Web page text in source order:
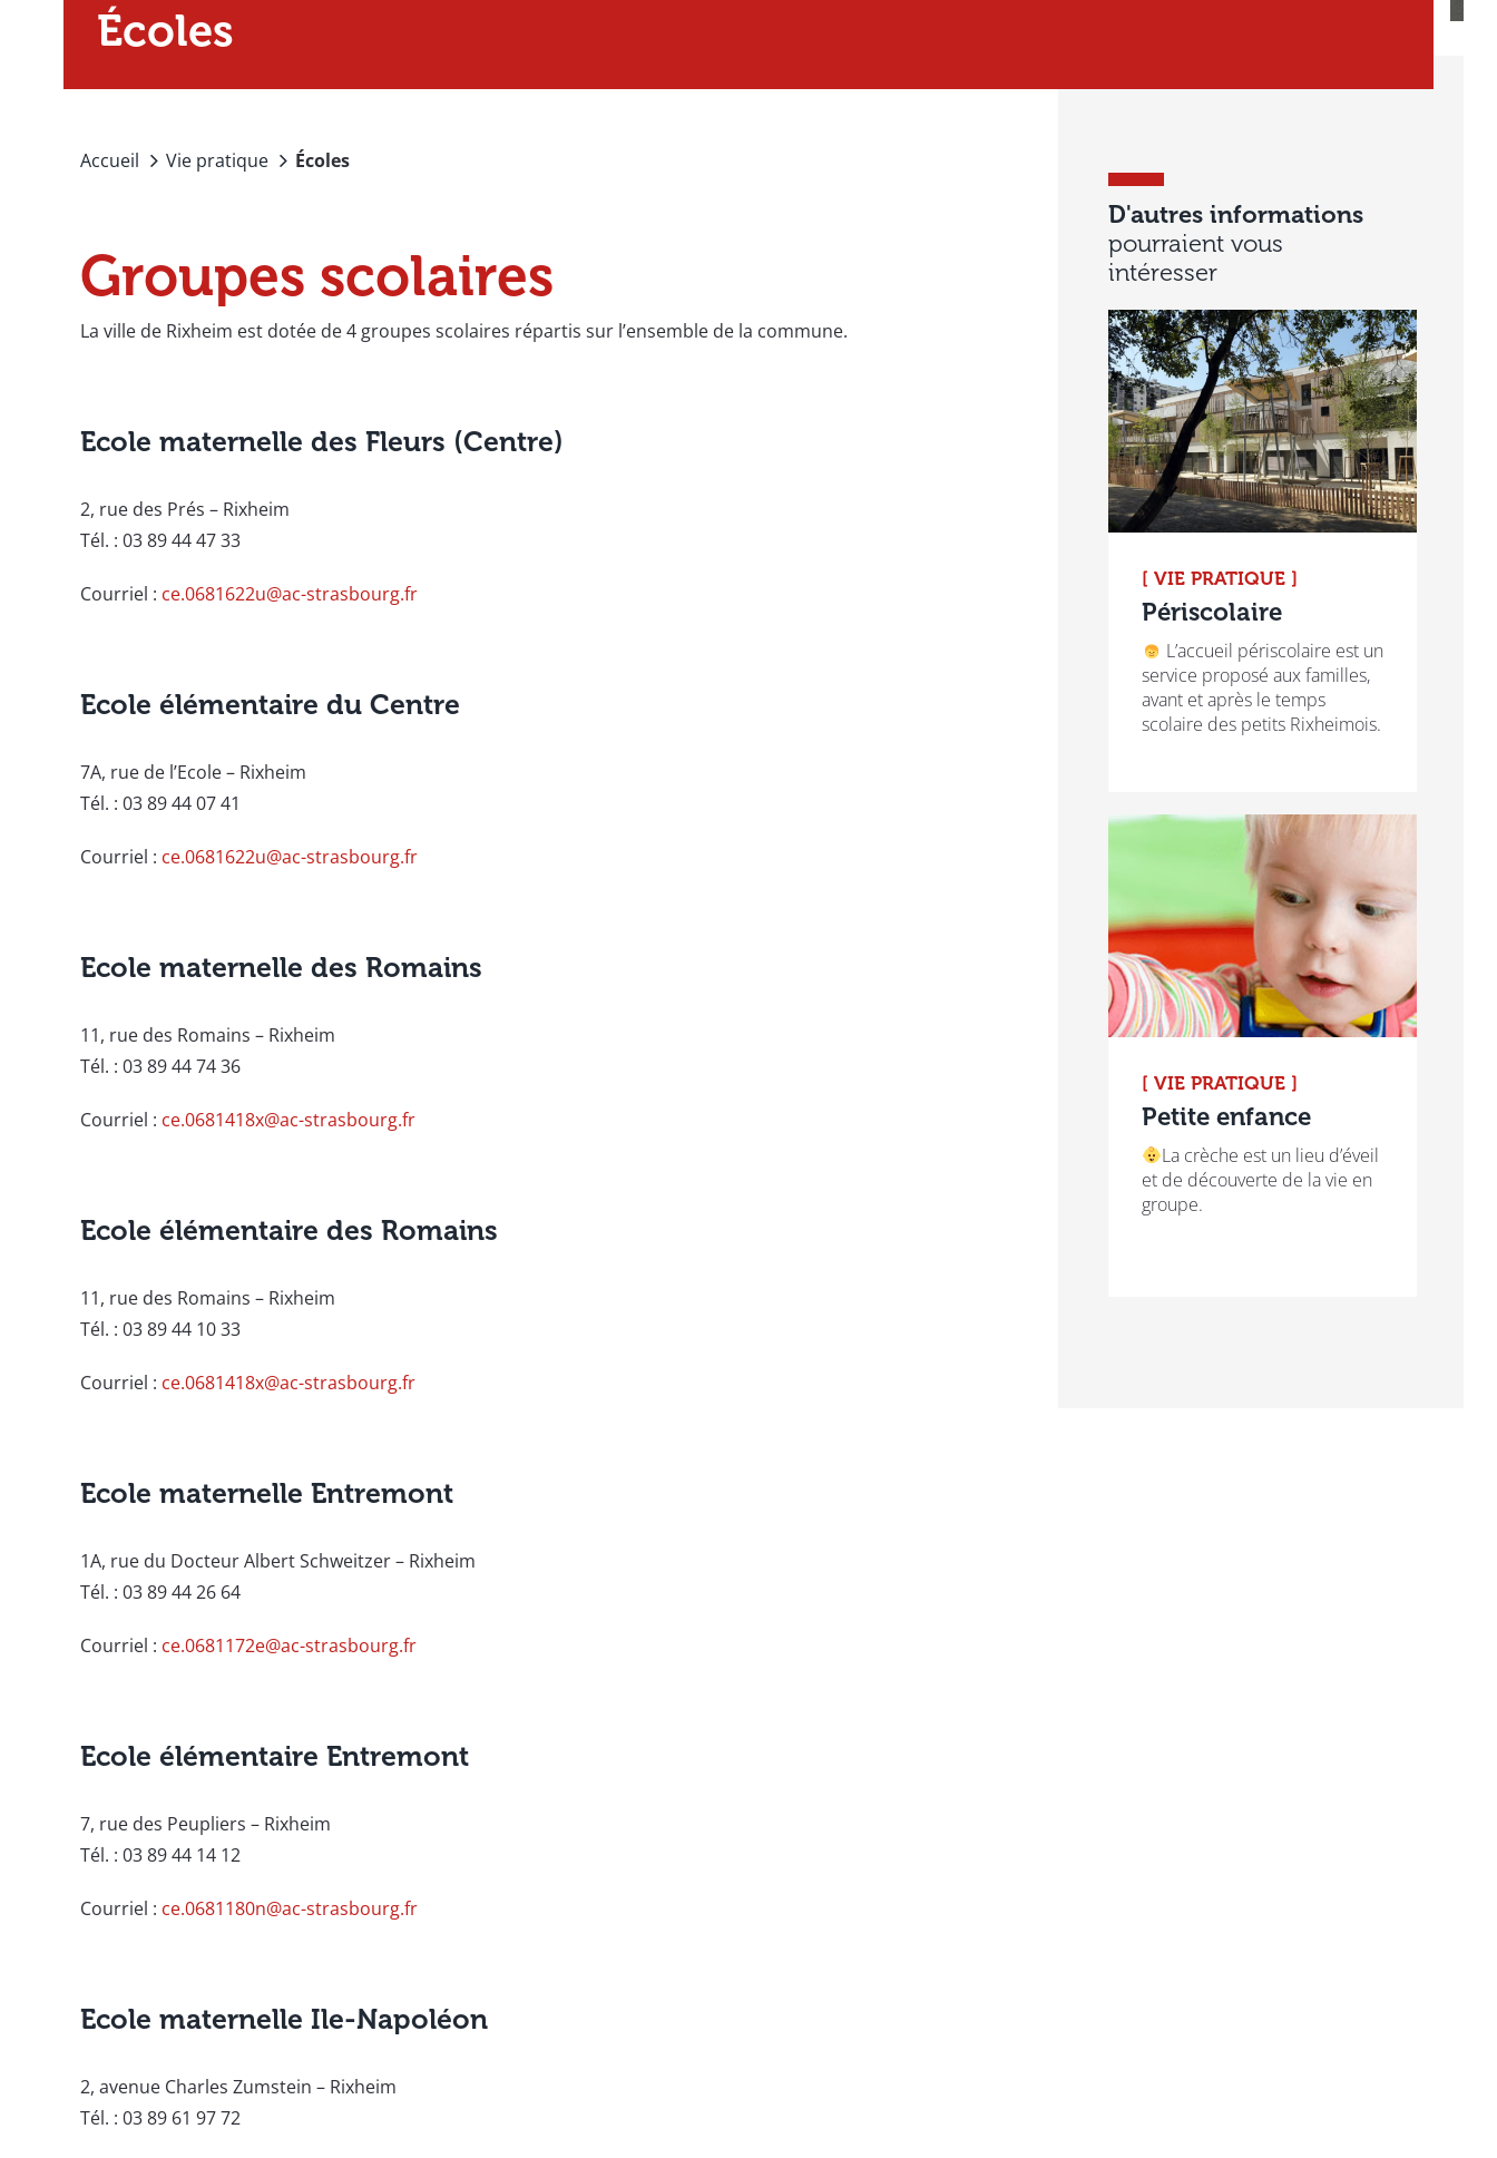
Écoles
Accueil Vie pratique Écoles
Groupes scolaires
La ville de Rixheim est dotée de 4 groupes scolaires répartis sur l’ensemble de la commune.
Ecole maternelle des Fleurs (Centre)
2, rue des Prés – Rixheim
Tél. : 03 89 44 47 33
Courriel : ce.0681622u@ac-strasbourg.fr
Ecole élémentaire du Centre
7A, rue de l’Ecole – Rixheim
Tél. : 03 89 44 07 41
Courriel : ce.0681622u@ac-strasbourg.fr
Ecole maternelle des Romains
11, rue des Romains – Rixheim
Tél. : 03 89 44 74 36
Courriel : ce.0681418x@ac-strasbourg.fr
Ecole élémentaire des Romains
11, rue des Romains – Rixheim
Tél. : 03 89 44 10 33
Courriel : ce.0681418x@ac-strasbourg.fr
Ecole maternelle Entremont
1A, rue du Docteur Albert Schweitzer – Rixheim
Tél. : 03 89 44 26 64
Courriel : ce.0681172e@ac-strasbourg.fr
Ecole élémentaire Entremont
7, rue des Peupliers – Rixheim
Tél. : 03 89 44 14 12
Courriel : ce.0681180n@ac-strasbourg.fr
Ecole maternelle Ile-Napoléon
2, avenue Charles Zumstein – Rixheim
Tél. : 03 89 61 97 72
D'autres informations
pourraient vous
intéresser
[ VIE PRATIQUE ]
Périscolaire
L’accueil périscolaire est un
service proposé aux familles,
avant et après le temps
scolaire des petits Rixheimois.
[ VIE PRATIQUE ]
Petite enfance
La crèche est un lieu d’éveil
et de découverte de la vie en
groupe.